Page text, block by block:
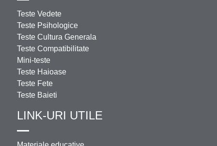
Teste Vedete
Teste Psihologice
Teste Cultura Generala
Teste Compatibilitate
Mini-teste
Teste Haioase
Teste Fete
Teste Baieti
LINK-URI UTILE